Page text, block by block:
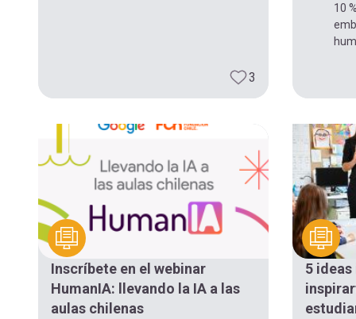
3
10
Inscríbete en el webinar
HumanIA: llevando la IA a las
aulas chilenas
5